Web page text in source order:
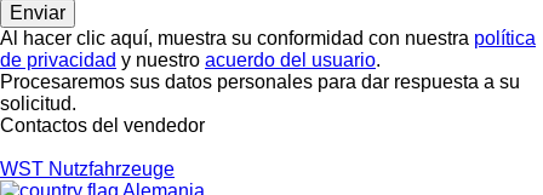
Al hacer clic aquí, muestra su conformidad con nuestra política
de privacidad y nuestro acuerdo del usuario.
Procesaremos sus datos personales para dar respuesta a su
solicitud.
Contactos del vendedor
WST Nutzfahrzeuge
Alemania